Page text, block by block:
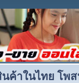
นค้าในไทย โพ